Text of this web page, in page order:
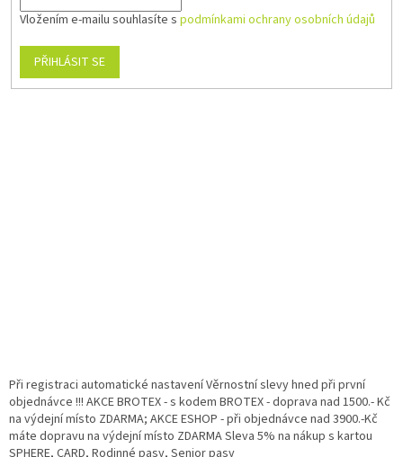
Vložením e-mailu souhlasíte s podmínkami ochrany osobních údajů
PŘIHLÁSIT SE
Při registraci automatické nastavení Věrnostní slevy hned při první
objednávce !!! AKCE BROTEX - s kodem BROTEX - doprava nad 1500.- Kč
na výdejní místo ZDARMA; AKCE ESHOP - při objednávce nad 3900.-Kč
máte dopravu na výdejní místo ZDARMA Sleva 5% na nákup s kartou
SPHERE, CARD, Rodinné pasy, Senior pasy